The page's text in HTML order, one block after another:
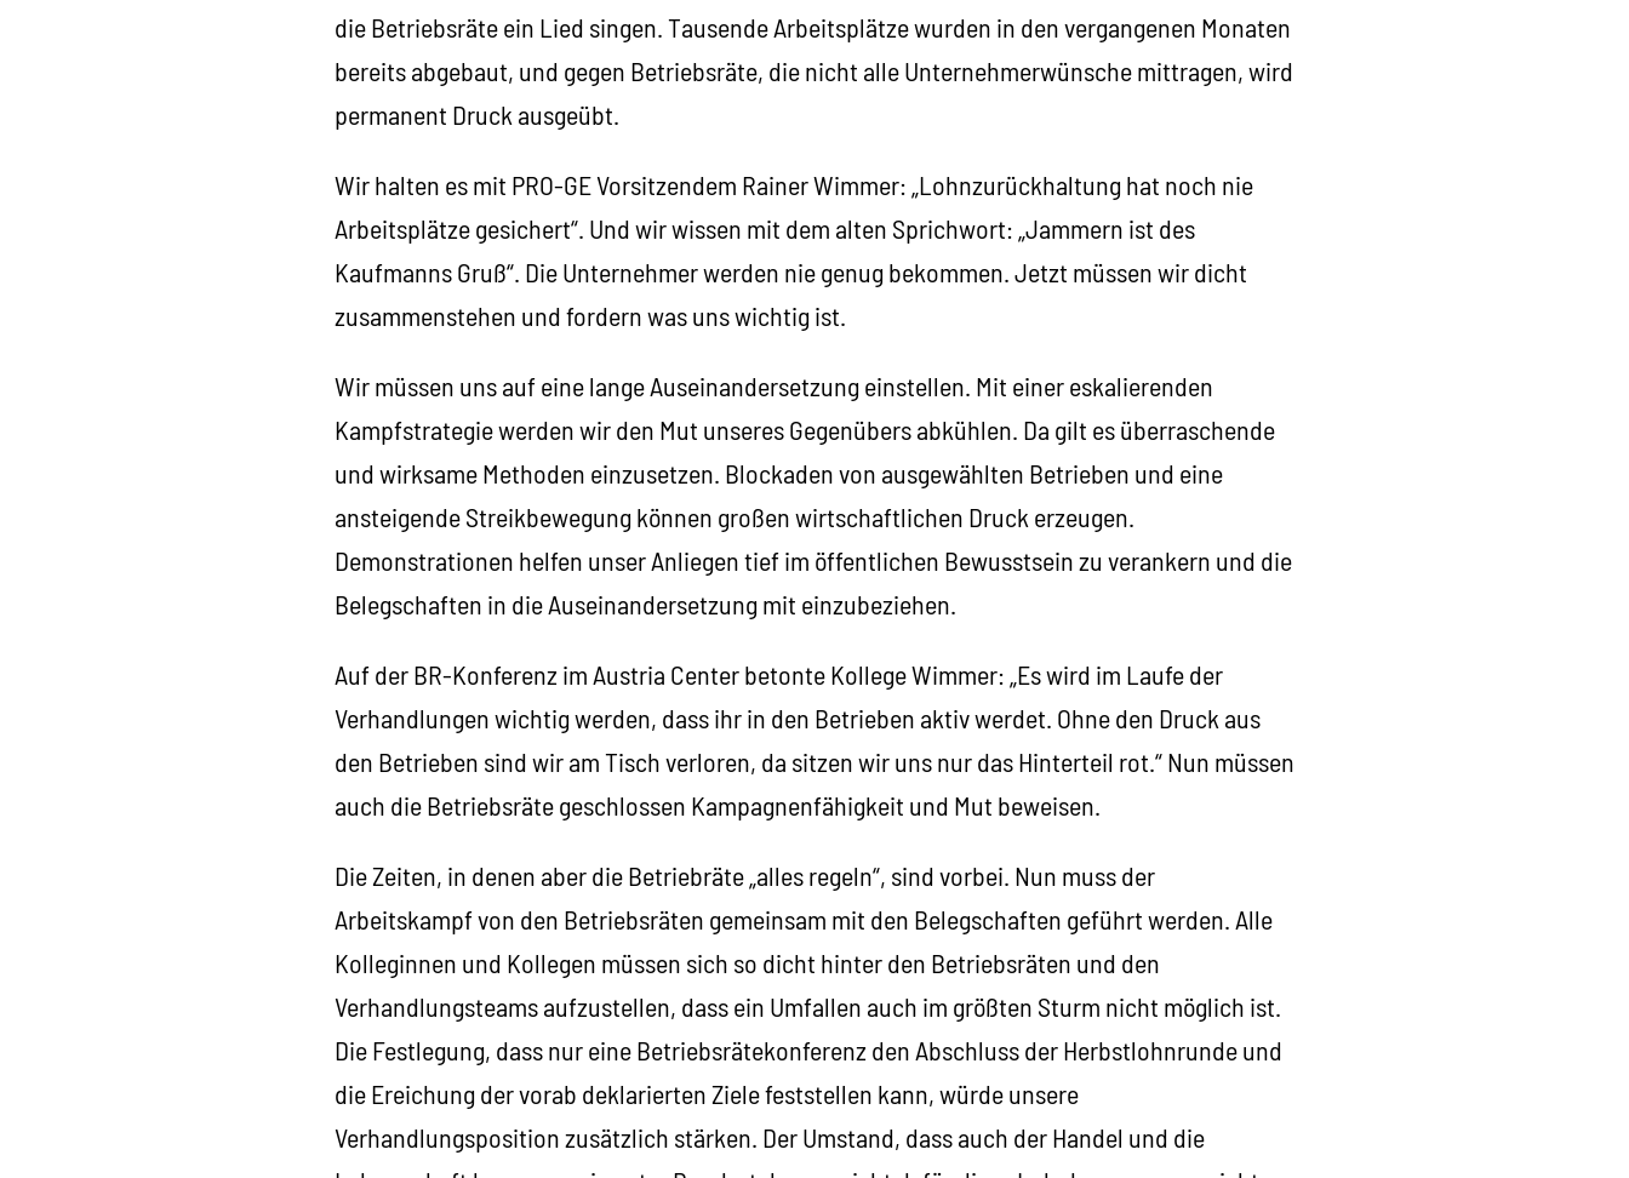
die Betriebsräte ein Lied singen. Tausende Arbeitsplätze wurden in den vergangenen Monaten
bereits abgebaut, und gegen Betriebsräte, die nicht alle Unternehmerwünsche mittragen, wird
permanent Druck ausgeübt.
Wir halten es mit PRO-GE Vorsitzendem Rainer Wimmer: „Lohnzurückhaltung hat noch nie
Arbeitsplätze gesichert“. Und wir wissen mit dem alten Sprichwort: „Jammern ist des
Kaufmanns Gruß“. Die Unternehmer werden nie genug bekommen. Jetzt müssen wir dicht
zusammenstehen und fordern was uns wichtig ist.
Wir müssen uns auf eine lange Auseinandersetzung einstellen. Mit einer eskalierenden
Kampfstrategie werden wir den Mut unseres Gegenübers abkühlen. Da gilt es überraschende
und wirksame Methoden einzusetzen. Blockaden von ausgewählten Betrieben und eine
ansteigende Streikbewegung können großen wirtschaftlichen Druck erzeugen.
Demonstrationen helfen unser Anliegen tief im öffentlichen Bewusstsein zu verankern und die
Belegschaften in die Auseinandersetzung mit einzubeziehen.
Auf der BR-Konferenz im Austria Center betonte Kollege Wimmer: „Es wird im Laufe der
Verhandlungen wichtig werden, dass ihr in den Betrieben aktiv werdet. Ohne den Druck aus
den Betrieben sind wir am Tisch verloren, da sitzen wir uns nur das Hinterteil rot.“ Nun müssen
auch die Betriebsräte geschlossen Kampagnenfähigkeit und Mut beweisen.
Die Zeiten, in denen aber die Betriebräte „alles regeln“, sind vorbei. Nun muss der
Arbeitskampf von den Betriebsräten gemeinsam mit den Belegschaften geführt werden. Alle
Kolleginnen und Kollegen müssen sich so dicht hinter den Betriebsräten und den
Verhandlungsteams aufzustellen, dass ein Umfallen auch im größten Sturm nicht möglich ist.
Die Festlegung, dass nur eine Betriebsrätekonferenz den Abschluss der Herbstlohnrunde und
die Ereichung der vorab deklarierten Ziele feststellen kann, würde unsere
Verhandlungsposition zusätzlich stärken. Der Umstand, dass auch der Handel und die